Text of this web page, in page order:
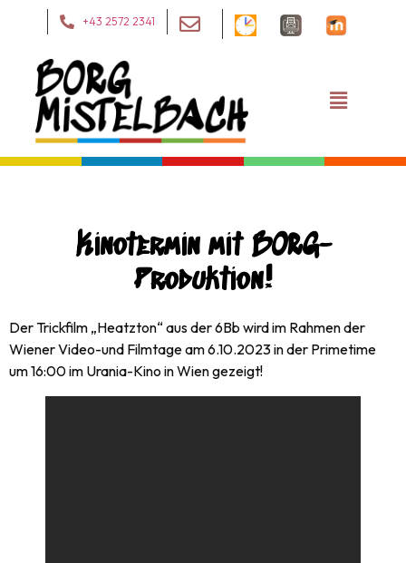
+43 2572 2341
Kinotermin mit BORG-
Produktion!
Der Trickfilm „Heatzton“ aus der 6Bb wird im Rahmen der
Wiener Video-und Filmtage am 6.10.2023 in der Primetime
um 16:00 im Urania-Kino in Wien gezeigt!